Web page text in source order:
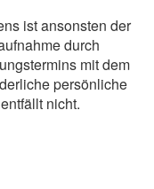
ist ansonsten der
durch
mit dem
persönliche
nicht.